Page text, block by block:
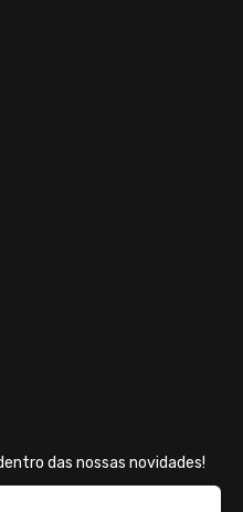
das nossas novidades!